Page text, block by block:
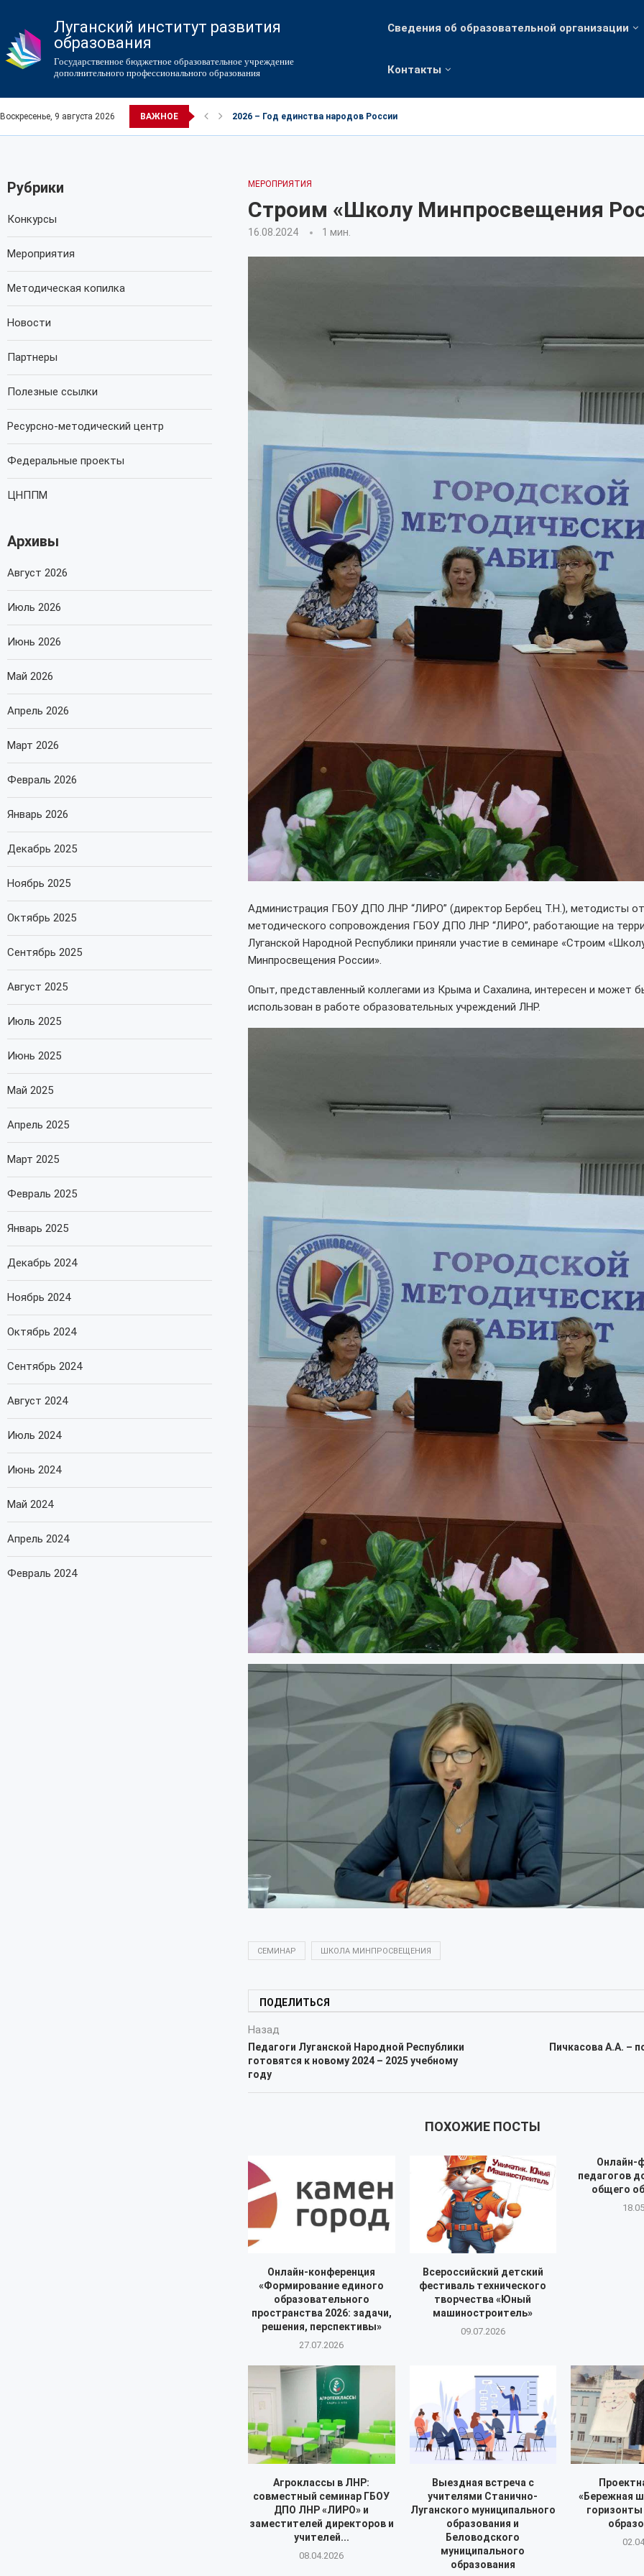
Луганский институт развития
образования
Государственное бюджетное образовательное учреждение
дополнительного профессионального образования
Сведения об образовательной организации
Контакты
Воскресенье, 9 августа 2026 ВАЖНОЕ 2026 – Год единства народов России
МЕРОПРИЯТИЯ
Строим «Школу Минпросвещения
16.08.2024 1 мин.
Администрация ГБОУ ДПО ЛНР “ЛИРО” (директор Бербец Т.Н.), методисты
методического сопровождения ГБОУ ДПО ЛНР “ЛИРО”, работающие на
Луганской Народной Республики приняли участие в семинаре «Строим
Минпросвещения России».
Опыт, представленный коллегами из Крыма и Сахалина, интересен и может
использован в работе образовательных учреждений ЛНР.
СЕМИНАР ШКОЛА МИНПРОСВЕЩЕНИЯ
ПОДЕЛИТЬСЯ
Назад
Педагоги Луганской Народной Республики
готовятся к новому 2024 – 2025 учебному
году
Пичкасова А.А. –
ПОХОЖИЕ ПОСТЫ
Онлайн-конференция
«Формирование единого
образовательного
пространства 2026: задачи,
решения, перспективы»
27.07.2026
Всероссийский детский
фестиваль технического
творчества «Юный
машиностроитель»
09.07.2026
Онлайн-
педагогов
общего
Агроклассы в ЛНР:
совместный семинар ГБОУ
ДПО ЛНР «ЛИРО» и
заместителей директоров и
учителей...
08.04.2026
Выездная встреча с
учителями Станично-
Луганского муниципального
образования и
Беловодского
муниципального
образования
«Бережная
горизонты
Рубрики
Конкурсы
Мероприятия
Методическая копилка
Новости
Партнеры
Полезные ссылки
Ресурсно-методический центр
Федеральные проекты
ЦНППМ
Архивы
Август 2026
Июль 2026
Июнь 2026
Май 2026
Апрель 2026
Март 2026
Февраль 2026
Январь 2026
Декабрь 2025
Ноябрь 2025
Октябрь 2025
Сентябрь 2025
Август 2025
Июль 2025
Июнь 2025
Май 2025
Апрель 2025
Март 2025
Февраль 2025
Январь 2025
Декабрь 2024
Ноябрь 2024
Октябрь 2024
Сентябрь 2024
Август 2024
Июль 2024
Июнь 2024
Май 2024
Апрель 2024
Февраль 2024